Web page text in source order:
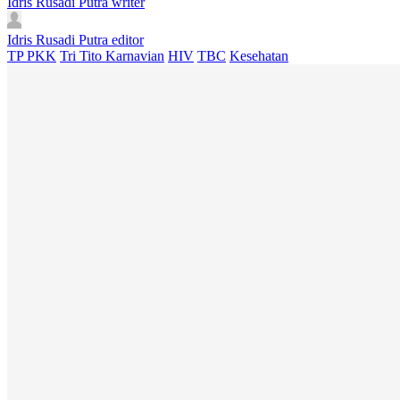
Idris Rusadi Putra editor
TP PKK Tri Tito Karnavian HIV TBC Kesehatan